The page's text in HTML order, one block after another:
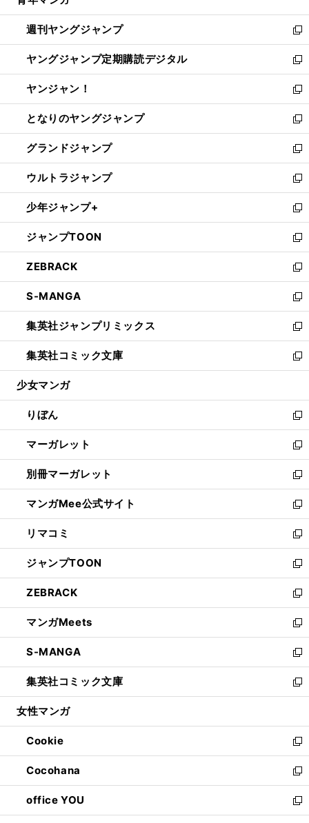
開
く
ウ
で
開
く
ン
ド
ウ
で
開
く
ウ
ィ
ン
ド
ウ
で
開
く
週刊ヤングジャンプ
新
し
い
ウ
ィ
ン
ド
ウ
で
開
く
ヤングジャンプ定期購読デジタル
新
し
い
ウ
ィ
ン
ド
ウ
で
開
く
ヤンジャン！
新
し
い
ウ
ィ
ン
ド
ウ
で
開
く
となりのヤングジャンプ
新
し
い
ウ
ィ
ン
ド
ウ
で
開
く
グランドジャンプ
新
し
い
ウ
ィ
ン
ド
ウ
で
開
く
ウルトラジャンプ
新
し
い
ウ
ィ
ン
ド
ウ
で
開
く
少年ジャンプ+
新
し
い
ウ
ィ
ン
ド
ウ
で
開
く
ジャンプTOON
新
し
い
ウ
ィ
ン
ド
ウ
で
開
ZEBRACK
新
し
い
ウ
ィ
ン
ド
ウ
開
く
S-MANGA
新
し
い
ウ
ィ
ン
ウ
で
開
く
集英社ジャンプリミックス
新
し
い
ウ
ン
ド
ウ
で
開
く
集英社コミック文庫
新
し
ウ
ィ
ン
ド
ウ
で
開
く
少女マンガ
りぼん
新
し
い
ウ
ィ
ン
ド
ウ
で
開
く
マーガレット
新
し
い
ウ
ィ
ン
ド
ウ
で
開
く
別冊マーガレット
新
し
い
ウ
ィ
ン
ド
ウ
で
開
く
マンガMee公式サイト
新
し
い
ウ
ィ
ン
ド
ウ
で
開
く
リマコミ
新
し
い
ウ
ィ
ン
ド
ウ
で
開
く
ジャンプTOON
新
し
い
ウ
ィ
ン
ド
ウ
で
開
ZEBRACK
新
し
い
ウ
ィ
ン
ド
ウ
開
く
マンガMeets
新
し
い
ウ
ィ
ン
ウ
で
開
く
S-MANGA
新
し
い
ウ
ン
ド
ウ
で
開
く
集英社コミック文庫
新
し
ウ
ィ
ン
ド
ウ
で
開
女性マンガ
Cookie
新
し
い
ウ
ィ
ン
Cocohana
新
し
い
ウ
office YOU
新
し